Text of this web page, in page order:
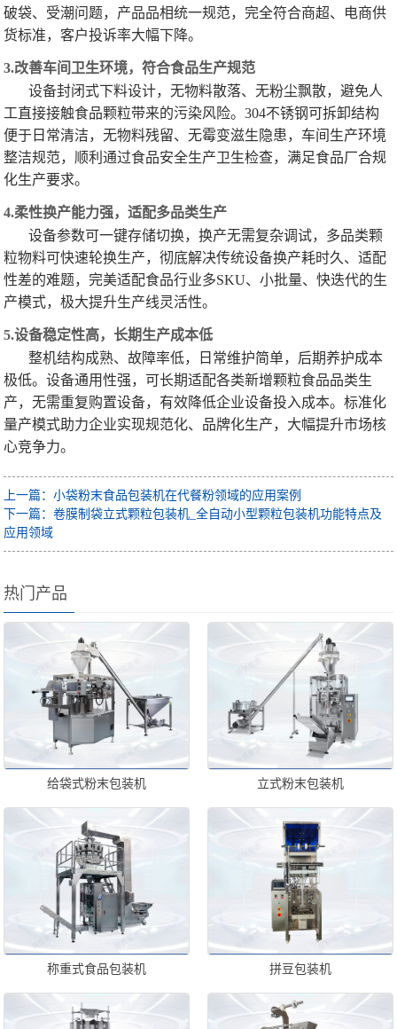
破袋、受潮问题，产品品相统一规范，完全符合商超、电商供
货标准，客户投诉率大幅下降。
3.改善车间卫生环境，符合食品生产规范
设备封闭式下料设计，无物料散落、无粉尘飘散，避免人
工直接接触食品颗粒带来的污染风险。304不锈钢可拆卸结构
便于日常清洁，无物料残留、无霉变滋生隐患，车间生产环境
整洁规范，顺利通过食品安全生产卫生检查，满足食品厂合规
化生产要求。
4.柔性换产能力强，适配多品类生产
设备参数可一键存储切换，换产无需复杂调试，多品类颗
粒物料可快速轮换生产，彻底解决传统设备换产耗时久、适配
性差的难题，完美适配食品行业多SKU、小批量、快迭代的生
产模式，极大提升生产线灵活性。
5.设备稳定性高，长期生产成本低
整机结构成熟、故障率低，日常维护简单，后期养护成本
极低。设备通用性强，可长期适配各类新增颗粒食品品类生
产，无需重复购置设备，有效降低企业设备投入成本。标准化
量产模式助力企业实现规范化、品牌化生产，大幅提升市场核
心竞争力。
上一篇：小袋粉末食品包装机在代餐粉领域的应用案例
下一篇：卷膜制袋立式颗粒包装机_全自动小型颗粒包装机功能特点及
应用领域
热门产品
给袋式粉末包装机 立式粉末包装机
称重式食品包装机 拼豆包装机